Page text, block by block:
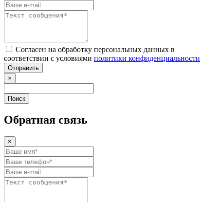
Согласен на обработку персональных данных в
соответствии с условиями политики конфиденциальности
Отправить
×
Поиск
Обратная связь
×